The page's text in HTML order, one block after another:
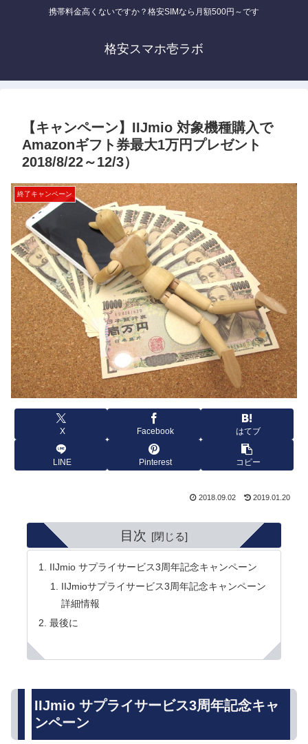
携帯料金高くないですか？格安SIMなら月額500円～です
格安スマホ壱ラボ
【キャンペーン】IIJmio 対象機種購入で
Amazonギフト券最大1万円プレゼント
2018/8/22～12/3）
終了キャンペーン
X Facebook はてブ
LINE Pinterest コピー
2018.09.02 2019.01.20
目次
IIJmio サプライサービス3周年記念キャンペーン
IIJmioサプライサービス3周年記念キャンペーン
詳細情報
最後に
IIJmio サプライサービス3周年記念キャ
ンペーン